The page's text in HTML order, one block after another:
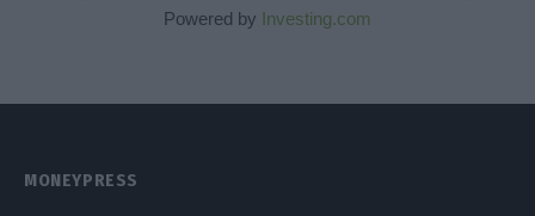
Powered by Investing.com
MONEYPRESS